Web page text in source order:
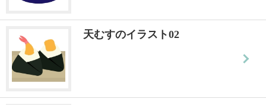
天むすのイラスト02